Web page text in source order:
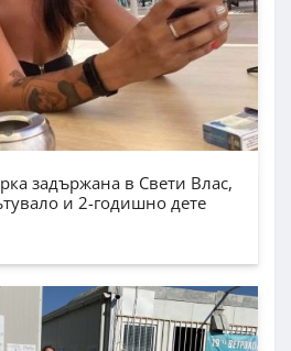
задържана в Свети Влас,
и 2-годишно дете